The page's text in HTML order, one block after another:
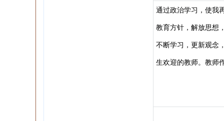
通过政治学习，使我
教育方针，解放思想
不断学习，更新观念
生欢迎的教师。教师